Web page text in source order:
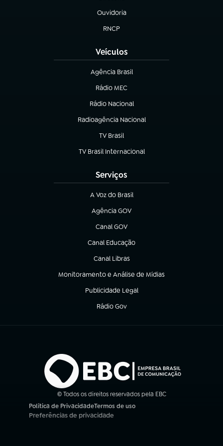
Ouvidoria
(abre em nova aba)
RNCP
(abre em nova aba)
Veículos
Agência Brasil
(abre em nova aba)
Rádio MEC
Rádio Nacional
(abre em nova aba)
Radioagência Nacional
(abre em nova aba)
TV Brasil
(abre em nova aba)
TV Brasil Internacional
(abre em nova aba)
Serviços
A Voz do Brasil
(abre em nova aba)
Agência GOV
(abre em nova aba)
Canal GOV
(abre em nova aba)
Canal Educação
(abre em nova aba)
Canal Libras
(abre em nova aba)
Monitoramento e Análise de Mídias
(abre em nova aba)
Publicidade Legal
(abre em nova aba)
Rádio Gov
(abre em nova aba)
© Todos os direitos reservados pela EBC
Política de Privacidade
(abre em nova aba)
Termos de uso
(abre em nova aba)
Preferências de privacidade